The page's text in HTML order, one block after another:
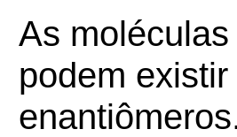
As
podem